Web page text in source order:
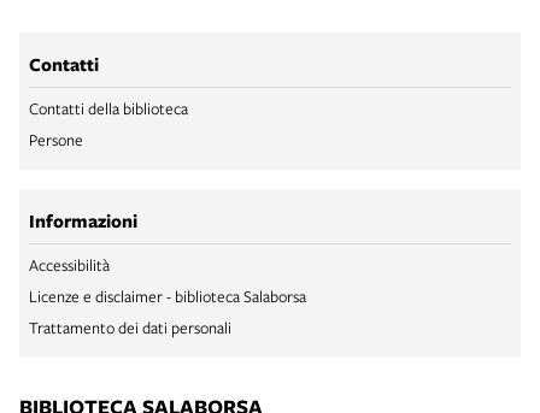
Contatti
Contatti della biblioteca
Persone
Informazioni
Accessibilità
Licenze e disclaimer - biblioteca Salaborsa
Trattamento dei dati personali
BIBLIOTECA SALABORSA